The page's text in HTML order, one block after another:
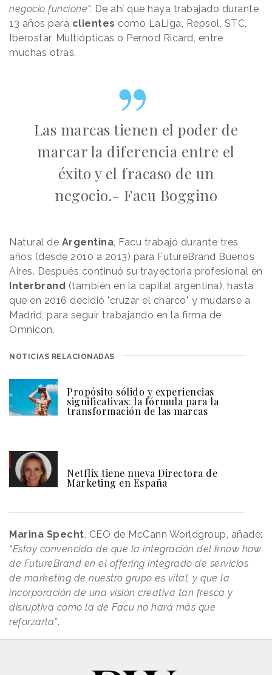
negocio funcione". De ahí que haya trabajado durante
13 años para clientes como LaLiga, Repsol, STC,
Iberostar, Multiópticas o Pernod Ricard, entre
muchas otras.
Las marcas tienen el poder de
marcar la diferencia entre el
éxito y el fracaso de un
negocio.- Facu Boggino
Natural de Argentina , Facu trabajó durante tres
años (desde 2010 a 2013) para FutureBrand Buenos
Aires. Después continuó su trayectoria profesional en
Interbrand (también en la capital argentina), hasta
que en 2016 decidió "cruzar el charco" y mudarse a
Madrid, para seguir trabajando en la firma de
Omnicon.
NOTICIAS RELACIONADAS
Propósito sólido y experiencias
significativas: la fórmula para la
transformación de las marcas
Netflix tiene nueva Directora de
Marketing en España
Marina Specht , CEO de McCann Worldgroup, añade:
“Estoy convencida de que la integración del know how
de FutureBrand en el offering integrado de servicios
de marketing de nuestro grupo es vital, y que la
incorporación de una visión creativa tan fresca y
disruptiva como la de Facu no hará más que
reforzarla”.